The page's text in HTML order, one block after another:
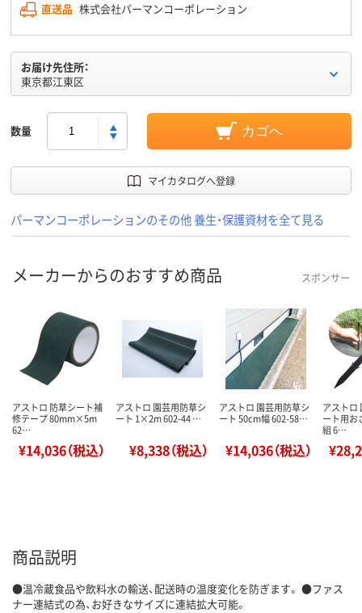
直送品 株式会社パーマンコーポレーション
お届け先住所：
東京都江東区
数量 カゴへ
マイカタログへ登録
パーマンコーポレーションのその他 養生・保護資材を全て見る
メーカーからのおすすめ商品 スポンサー
アストロ 防草シート補
修テープ 80mm×5m
62…
¥14,036（税込）
アストロ 園芸用防草シ
ート 1×2m 602-44 …
¥8,338（税込）
アストロ 園芸用防草シ
ート 50cm幅 602-58…
¥14,036（税込）
アストロ
ート用お
組 6…
商品説明
●温冷蔵食品や飲料水の輸送、配送時の温度変化を防ぎます。 ●ファス
ナー連結式の為、お好きなサイズに連結拡大可能。